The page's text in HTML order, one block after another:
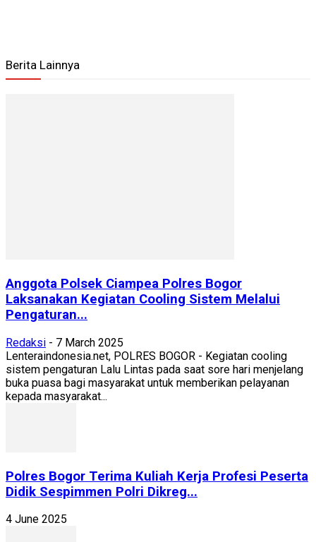
Berita Lainnya
Anggota Polsek Ciampea Polres Bogor
Laksanakan Kegiatan Cooling Sistem Melalui
Pengaturan...
Redaksi - 7 March 2025
Lenteraindonesia.net, POLRES BOGOR - Kegiatan cooling
sistem pengaturan Lalu Lintas pada saat sore hari menjelang
buka puasa bagi masyarakat untuk memberikan pelayanan
kepada masyarakat...
Polres Bogor Terima Kuliah Kerja Profesi Peserta
Didik Sespimmen Polri Dikreg...
4 June 2025